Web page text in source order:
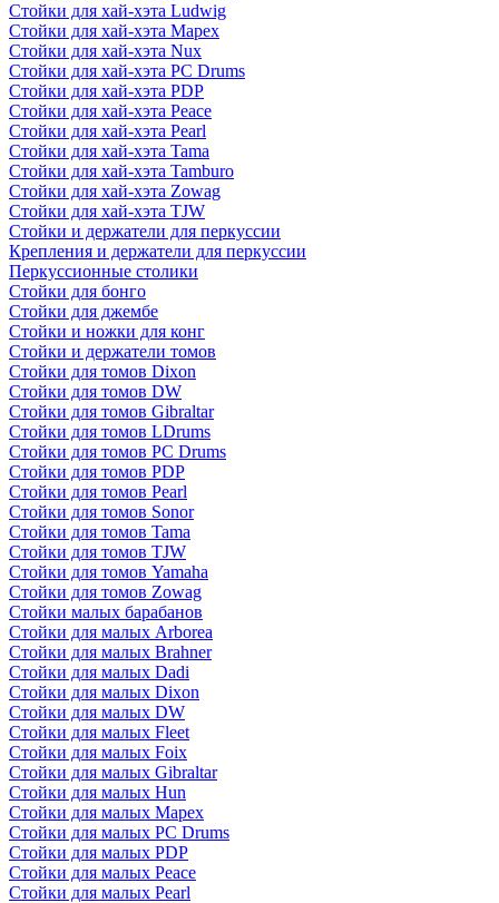
Стойки для хай-хэта Ludwig
Стойки для хай-хэта Mapex
Стойки для хай-хэта Nux
Стойки для хай-хэта PC Drums
Стойки для хай-хэта PDP
Стойки для хай-хэта Peace
Стойки для хай-хэта Pearl
Стойки для хай-хэта Tama
Стойки для хай-хэта Tamburo
Стойки для хай-хэта Zowag
Стойки для хай-хэта TJW
Стойки и держатели для перкуссии
Крепления и держатели для перкуссии
Перкуссионные столики
Стойки для бонго
Стойки для джембе
Стойки и ножки для конг
Стойки и держатели томов
Стойки для томов Dixon
Стойки для томов DW
Стойки для томов Gibraltar
Стойки для томов LDrums
Стойки для томов PC Drums
Стойки для томов PDP
Стойки для томов Pearl
Стойки для томов Sonor
Стойки для томов Tama
Стойки для томов TJW
Стойки для томов Yamaha
Стойки для томов Zowag
Стойки малых барабанов
Стойки для малых Arborea
Стойки для малых Brahner
Стойки для малых Dadi
Стойки для малых Dixon
Стойки для малых DW
Стойки для малых Fleet
Стойки для малых Foix
Стойки для малых Gibraltar
Стойки для малых Hun
Стойки для малых Mapex
Стойки для малых PC Drums
Стойки для малых PDP
Стойки для малых Peace
Стойки для малых Pearl